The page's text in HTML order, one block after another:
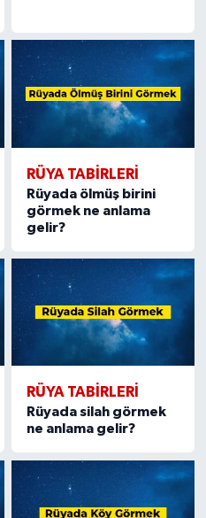
RÜYA TABIRLERI
Rüyada ölmüş birini
görmek ne anlama
gelir?
RÜYA TABIRLERI
Rüyada silah görmek
ne anlama gelir?